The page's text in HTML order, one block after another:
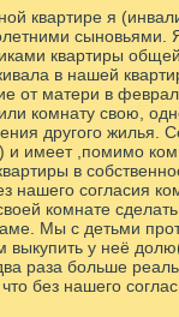
квартире я
квартиры
в нашей
от матери в
комнату свою,
другого жилья.
и имеет ,помимо
в
нашего согласия
комнате
Мы с детьми
у неё
раза больше
без нашего